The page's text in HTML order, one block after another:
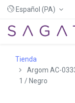
Español (PA)
Tienda
Argom AC-
1 / Negro